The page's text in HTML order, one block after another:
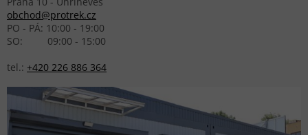
obchod@protrek.cz
PO - PÁ: 10:00 - 19:00
SO: 09:00 - 15:00
tel.: +420 226 886 364